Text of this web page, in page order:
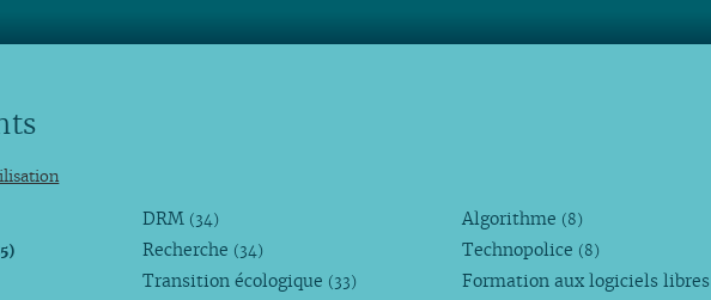
DRM (34)
Recherche (34)
Transition écologique (33)
Algorithme (8)
Technopolice (8)
Formation aux logiciels libres